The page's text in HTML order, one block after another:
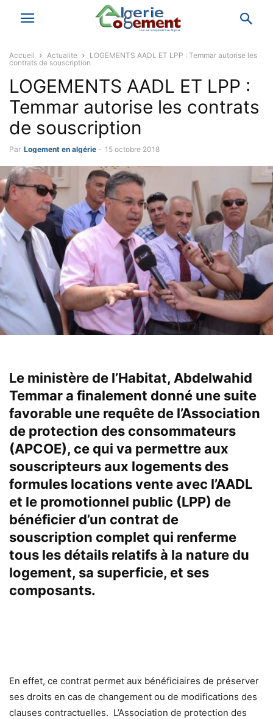
Accueil Actualite
LOGEMENTS AADL ET LPP : Temmar autorise les
contrats de souscription
LOGEMENTS AADL ET LPP :
Temmar autorise les contrats
de souscription
Par Logement en algérie - 15 octobre 2018
Le ministère de l’Habitat, Abdelwahid
Temmar a finalement donné une suite
favorable une requête de l’Association
de protection des consommateurs
(APCOE), ce qui va permettre aux
souscripteurs aux logements des
formules locations vente avec l’AADL
et le promotionnel public (LPP) de
bénéficier d’un contrat de
souscription complet qui renferme
tous les détails relatifs à la nature du
logement, sa superficie, et ses
composants.
En effet, ce contrat permet aux bénéficiaires de préserver
ses droits en cas de changement ou de modifications des
clauses contractuelles. L’Association de protection des